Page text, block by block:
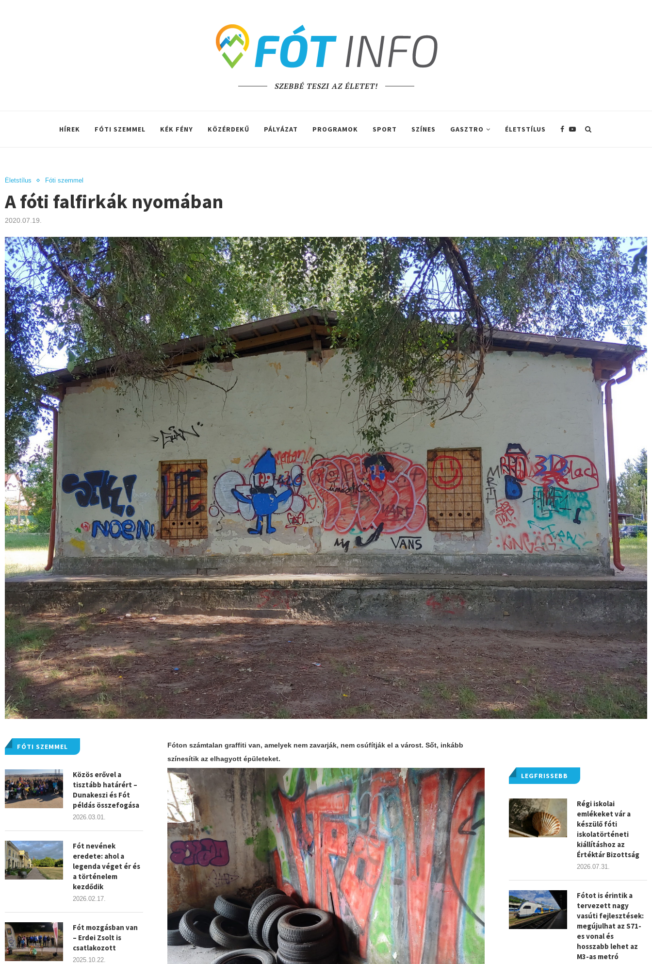
SZEBBÉ TESZI AZ ÉLETET!
HÍREK FÓTI SZEMMEL KÉK FÉNY KÖZÉRDEKŰ PÁLYÁZAT PROGRAMOK SPORT SZÍNES GASZTRO ÉLETSTÍLUS
Életstílus Fóti szemmel
A fóti falfirkák nyomában
2020.07.19.
Fóton számtalan graffiti van, amelyek nem zavarják, nem csúfítják el a várost. Sőt, inkább
színesítik az elhagyott épületeket.
LEGFRISSEBB
Régi iskolai
emlékeket vár a
készülő fóti
iskolatörténeti
kiállításhoz az
Értéktár Bizottság
2026.07.31.
Fótot is érintik a
tervezett nagy
vasúti fejlesztések:
megújulhat az S71-
es vonal és
hosszabb lehet az
M3-as metró
FÓTI SZEMMEL
Közös erővel a
tisztább határért –
Dunakeszi és Fót
példás összefogása
2026.03.01.
Fót nevének
eredete: ahol a
legenda véget ér és
a történelem
kezdődik
2026.02.17.
Fót mozgásban van
– Erdei Zsolt is
csatlakozott
2025.10.22.